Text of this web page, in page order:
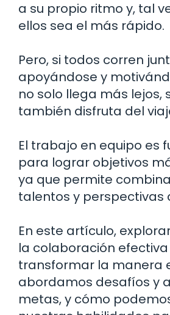
a su propio ritmo y, tal
ellos sea el más rápido.
Pero, si todos corren
apoyándose y
no solo llega más lejos,
también disfruta del
El trabajo en equipo es
para lograr objetivos
ya que permite
talentos y perspectivas
En este artículo,
la colaboración
transformar la manera
abordamos desafíos y
metas, y cómo